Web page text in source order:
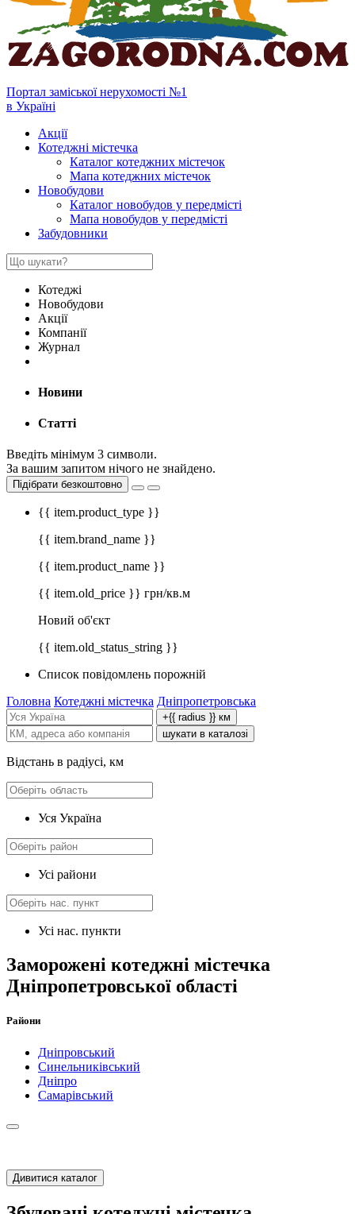
Портал заміської нерухомості №1
в Україні
Акції
Котеджні містечка
Каталог котеджних містечок
Мапа котеджних містечок
Новобудови
Каталог новобудов у передмісті
Мапа новобудов у передмісті
Забудовники
Котеджі
Новобудови
Акції
Компанії
Журнал
Новини
Статті
Введіть мінімум 3 символи.
За вашим запитом нічого не знайдено.
Підібрати безкоштовно
{{ item.product_type }}
{{ item.brand_name }}
{{ item.product_name }}
{{ item.old_price }} грн/кв.м
Новий об'єкт
{{ item.old_status_string }}
Список повідомлень порожній
Головна Котеджні містечка Дніпропетровська
+{{ radius }} км
шукати в каталозі
Відстань в радіусі, км
Уся Україна
Усі райони
Усі нас. пункти
Заморожені котеджні містечка
Дніпропетровської області
Райони
Дніпровський
Синельниківський
Дніпро
Самарівський
Дивитися каталог